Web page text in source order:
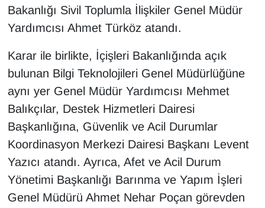
Bakanlığı Sivil Toplumla İlişkiler Genel Müdür
Yardımcısı Ahmet Türköz atandı.
Karar ile birlikte, İçişleri Bakanlığında açık
bulunan Bilgi Teknolojileri Genel Müdürlüğüne
aynı yer Genel Müdür Yardımcısı Mehmet
Balıkçılar, Destek Hizmetleri Dairesi
Başkanlığına, Güvenlik ve Acil Durumlar
Koordinasyon Merkezi Dairesi Başkanı Levent
Yazıcı atandı. Ayrıca, Afet ve Acil Durum
Yönetimi Başkanlığı Barınma ve Yapım İşleri
Genel Müdürü Ahmet Nehar Poçan görevden
KURDÎ
MAGAZİN
MEDYA
ONE EKONOMİ
POLİTİKA
Resmi İlanlar
RÖPORTAJ